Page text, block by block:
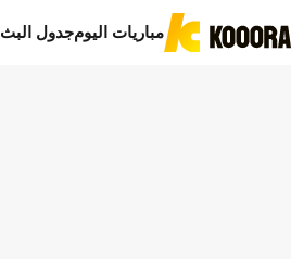
مباريات اليومجدول البث